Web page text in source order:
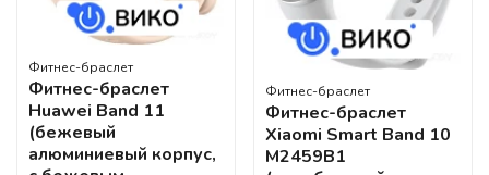
Фитнес-браслет
Фитнес-браслет
Huawei Band 11
(бежевый
алюминиевый корпус,
Фитнес-браслет
Фитнес-браслет
Xiaomi Smart Band 10
M2459B1